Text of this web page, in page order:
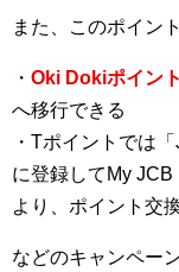
また、このポイン
・ Oki Dokiポイン
へ移行できる
・Tポイントでは
に登録してMy
より、ポイント交
などのキャンペー